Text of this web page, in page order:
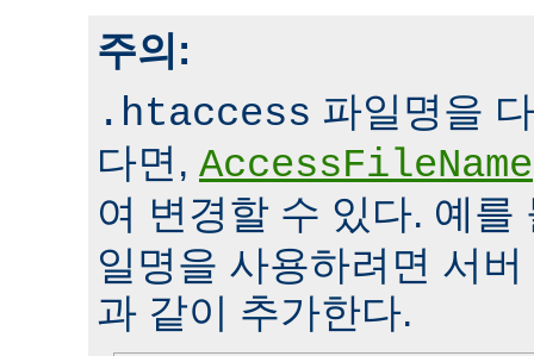
주의:
.htaccess 파일명을
다면, AccessFileName
여 변경할 수 있다. 예
일명을 사용하려면 서
과 같이 추가한다.